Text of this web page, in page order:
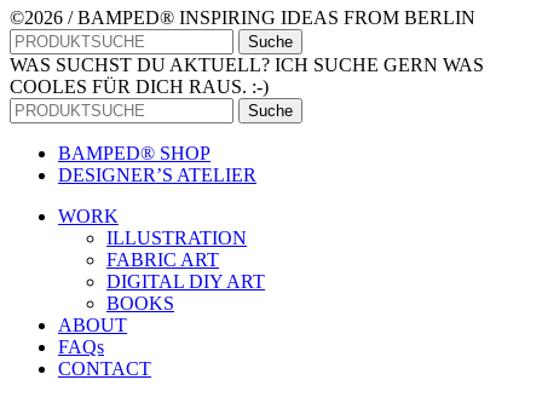
©2026 / BAMPED® INSPIRING IDEAS FROM BERLIN
Suche
WAS SUCHST DU AKTUELL? ICH SUCHE GERN WAS
COOLES FÜR DICH RAUS. :-)
Suche
BAMPED® SHOP
DESIGNER’S ATELIER
WORK
ILLUSTRATION
FABRIC ART
DIGITAL DIY ART
BOOKS
ABOUT
FAQs
CONTACT